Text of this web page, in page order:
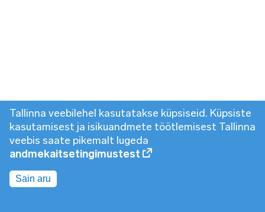
Tallinna veebilehel kasutatakse küpsiseid. Küpsiste
kasutamisest ja isikuandmete töötlemisest Tallinna
veebis saate pikemalt lugeda
andmekaitsetingimustest
Sain aru